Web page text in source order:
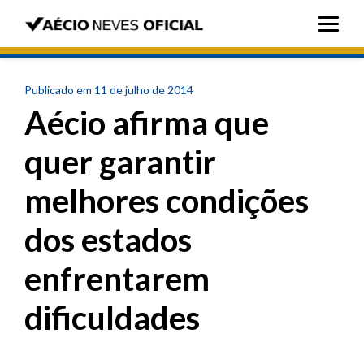
Publicado em 11 de julho de 2014
Aécio afirma que
quer garantir
melhores condições
dos estados
enfrentarem
dificuldades